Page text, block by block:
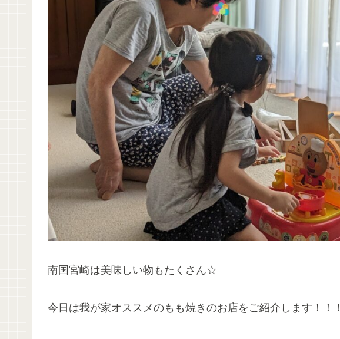
南国宮崎は美味しい物もたくさん☆
今日は我が家オススメのもも焼きのお店をご紹介します！！！